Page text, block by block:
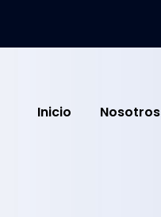
Inicio Nosotros